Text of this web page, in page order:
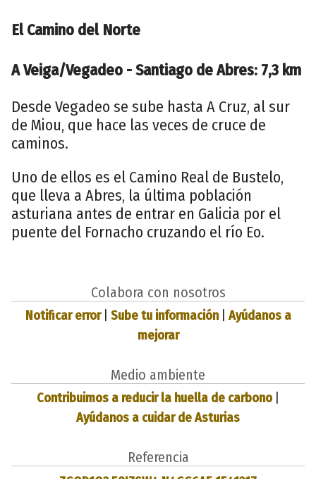
El Camino del Norte
A Veiga/Vegadeo - Santiago de Abres: 7,3 km
Desde Vegadeo se sube hasta A Cruz, al sur
de Miou, que hace las veces de cruce de
caminos.
Uno de ellos es el Camino Real de Bustelo,
que lleva a Abres, la última población
asturiana antes de entrar en Galicia por el
puente del Fornacho cruzando el río Eo.
Colabora con nosotros
Notificar error| Sube tu información| Ayúdanos a
mejorar
Medio ambiente
Contribuimos a reducir la huella de carbono
Ayúdanos a cuidar de Asturias
Referencia